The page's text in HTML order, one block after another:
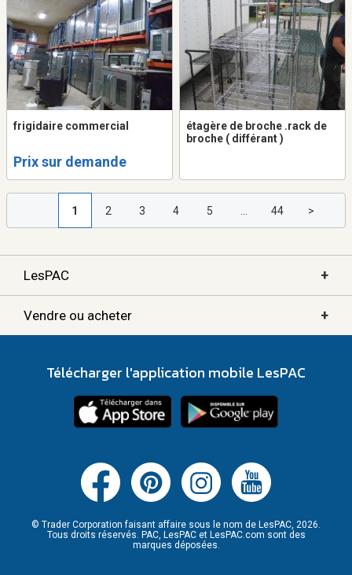
frigidaire commercial
Prix sur demande
étagère de broche .rack de
broche ( différant )
1 2 3 4 5 44 >
LesPAC +
Vendre ou acheter +
Télécharger l'application mobile LesPAC
© Trader Corporation faisant affaire sous le nom de LesPAC, 2026.
Tous droits réservés. PAC, LesPAC et LesPAC.com sont des
marques déposées.